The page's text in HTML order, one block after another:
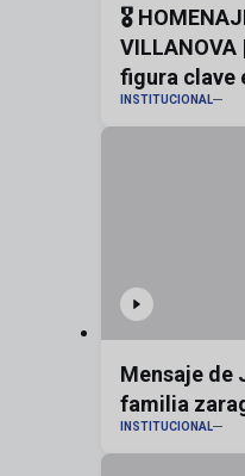
🎖️
figura clave
Zaragoza
INSTITUCIONAL
Mensaje de
familia
INSTITUCIONAL